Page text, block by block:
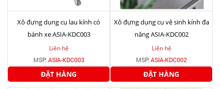
Xô đựng dụng cụ lau kính có
bánh xe ASIA-KDC003
Liên hệ
MSP: ASIA-KDC003
ĐẶT HÀNG
Xô đựng dụng cụ vệ sinh kính đa
năng ASIA-KDC002
Liên hệ
MSP: ASIA-KDC002
ĐẶT HÀNG